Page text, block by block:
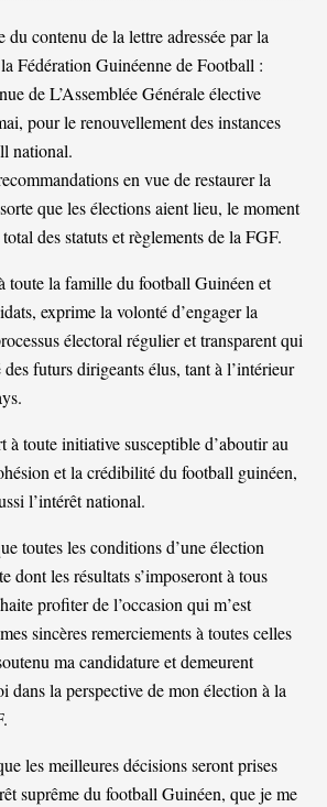
du contenu de la lettre adressée par la
Fédération Guinéenne de Football :
de L’Assemblée Générale élective
pour le renouvellement des instances
national.
en vue de restaurer la
que les élections aient lieu, le moment
des statuts et règlements de la FGF.
toute la famille du football Guinéen et
exprime la volonté d’engager la
électoral régulier et transparent qui
futurs dirigeants élus, tant à l’intérieur
à toute initiative susceptible d’aboutir au
et la crédibilité du football guinéen,
l’intérêt national.
toutes les conditions d’une élection
dont les résultats s’imposeront à tous
profiter de l’occasion qui m’est
sincères remerciements à toutes celles
ma candidature et demeurent
dans la perspective de mon élection à la
les meilleures décisions seront prises
suprême du football Guinéen, que je me